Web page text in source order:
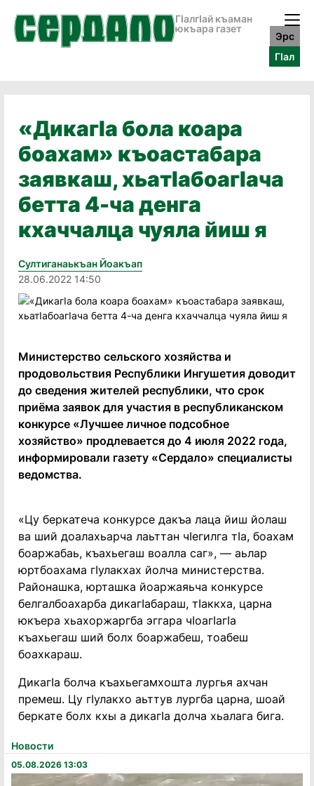
ГӀалгӀай къаман
юкъара газет
Эрс
ГӀал
Новости
05.08.2026 13:03
«ДикагIа бола коара
боахам» къоастабара
заявкаш, хьатIабоагIача
бетта 4-ча денга
кхаччалца чуяла йиш я
Султиганаькъан Йоакъап
28.06.2022 14:50
Министерство сельского хозяйства и
продовольствия Республики Ингушетия доводит
до сведения жителей республики, что срок
приёма заявок для участия в республиканском
конкурсе «Лучшее личное подсобное
хозяйство» продлевается до 4 июля 2022 года,
информировали газету «Сердало» специалисты
ведомства.
«Цу беркатеча конкурсе дакъа лаца йиш йолаш
ва ший доалахьарча лаьттан чIегилга тIа, боахам
боаржабаь, къахьегаш воалла саг», — аьлар
юртбоахама гIулакхах йолча министерства.
Районашка, юрташка йоаржаяьча конкурсе
белгалбоахарба дикагIабараш, тIаккха, царна
юкъера хьахоржаргба эггара чIоагIагIа
къахьегаш ший болх боаржабеш, тоабеш
боахкараш.
ДикагIа болча къахьегамхошта лургья ахчан
премеш. Цу гIулакхо аьттув лургба царна, шоай
беркате болх кхы а дикагIа долча хьалага бига.